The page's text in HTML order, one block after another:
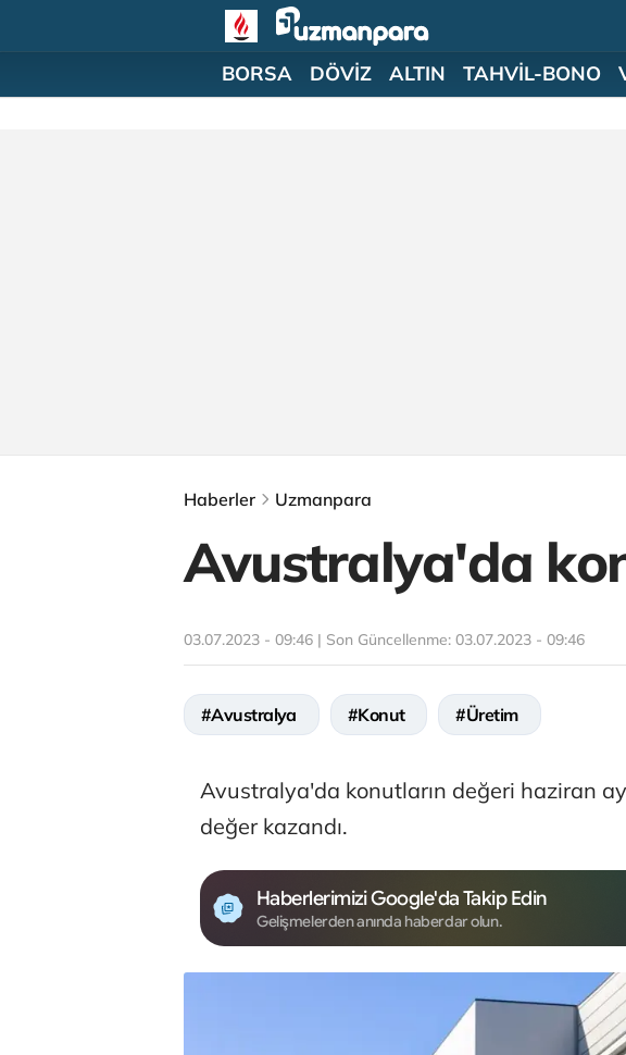
BORSA DÖVİZ ALTIN TAHVİL-BONO
Haberler Uzmanpara
Avustralya'da
03.07.2023 - 09:46 | Son Güncellenme: 03.07.2023 - 09:46
#Avustralya #Konut #Üretim
Avustralya'da konutların değeri haziran
değer kazandı.
Haberlerimizi Google'da Takip Edin
Gelişmelerden anında haberdar olun.